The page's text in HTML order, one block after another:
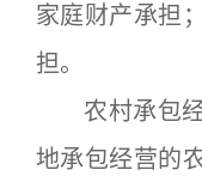
家庭财产承担
担。
农村承包经
地承包经营的